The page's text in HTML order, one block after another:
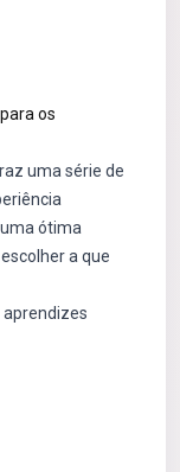
os
uma série de
ótima
a que